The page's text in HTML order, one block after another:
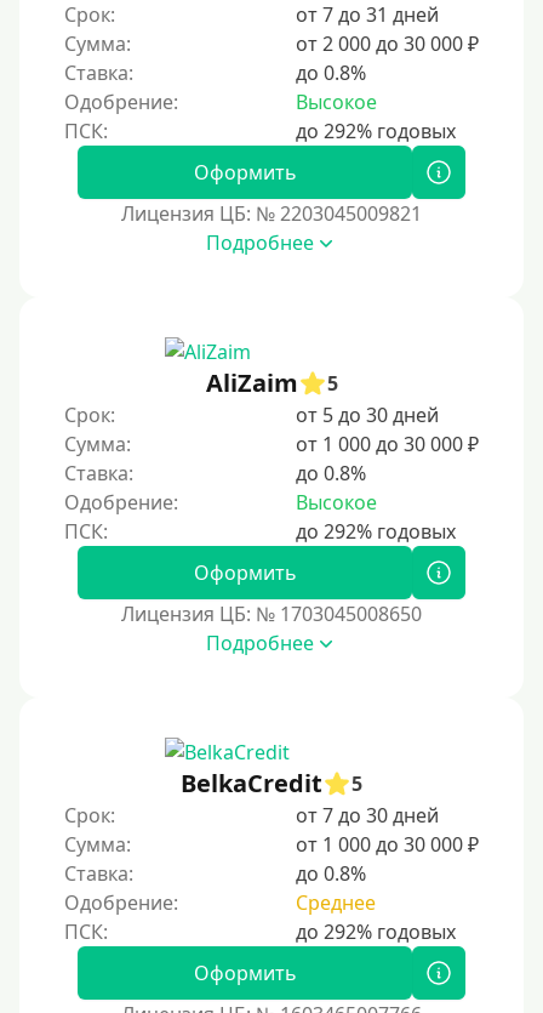
60 дней
3 месяца
90 дней
100 дней
5 месяцев
365 дней
2 года
3 года
4 года
Краткосрочные
За 3 минуты
За 5 минут
За 10 минут
За 15 минут
За час
Срок:
от 7 до 31 дней
Сумма:
от 2 000 до 30 000 ₽
Ставка:
до 0.8%
Одобрение:
Высокое
Оформить
Лицензия ЦБ: № 2203045009821
Подробнее
AliZaim
5
Срок:
от 5 до 30 дней
Сумма:
от 1 000 до 30 000 ₽
Ставка:
до 0.8%
Одобрение:
Высокое
Оформить
Лицензия ЦБ: № 1703045008650
Подробнее
BelkaCredit
5
Срок:
от 7 до 30 дней
Сумма:
от 1 000 до 30 000 ₽
Ставка:
до 0.8%
Одобрение:
Среднее
Оформить